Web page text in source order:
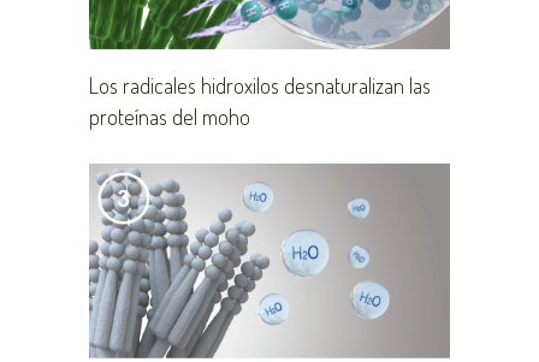
Los radicales hidroxilos desnaturalizan las
proteínas del moho